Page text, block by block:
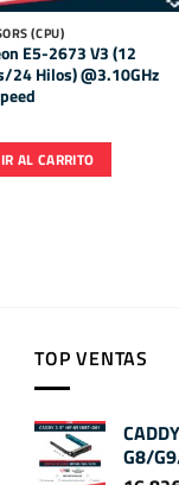
(CPU)
E5-2673 V3 (12
24 Hilos) @3.10GHz
AL CARRITO
TOP VENTAS
G8/